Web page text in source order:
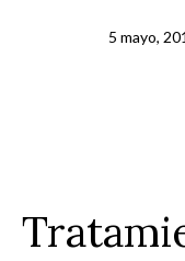
5 mayo,